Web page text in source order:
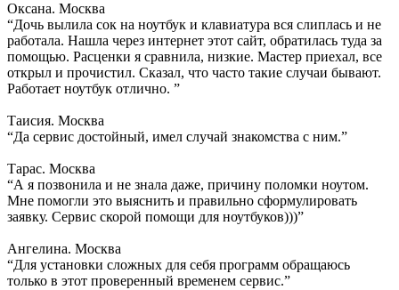
Оксана. Москва
“Дочь вылила сок на ноутбук и клавиатура вся слиплась и не
работала. Нашла через интернет этот сайт, обратилась туда за
помощью. Расценки я сравнила, низкие. Мастер приехал, все
открыл и прочистил. Сказал, что часто такие случаи бывают.
Работает ноутбук отлично. ”
Таисия. Москва
“Да сервис достойный, имел случай знакомства с ним.”
Тарас. Москва
“А я позвонила и не знала даже, причину поломки ноутом.
Мне помогли это выяснить и правильно сформулировать
заявку. Сервис скорой помощи для ноутбуков)))”
Ангелина. Москва
“Для установки сложных для себя программ обращаюсь
только в этот проверенный временем сервис.”